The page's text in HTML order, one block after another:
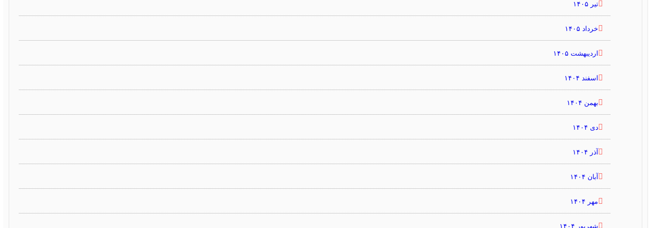
تیر ۱۴۰۵
خرداد ۱۴۰۵
اردیبهشت ۱۴۰۵
اسفند ۱۴۰۴
بهمن ۱۴۰۴
دی ۱۴۰۴
آذر ۱۴۰۴
آبان ۱۴۰۴
مهر ۱۴۰۴
شهریور ۱۴۰۴